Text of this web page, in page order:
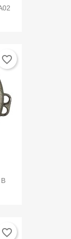
favorite_border
favorite_border